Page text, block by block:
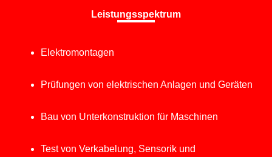
Leistungsspektrum
Elektromontagen
Prüfungen von elektrischen Anlagen und Geräten
Bau von Unterkonstruktion für Maschinen
Test von Verkabelung, Sensorik und